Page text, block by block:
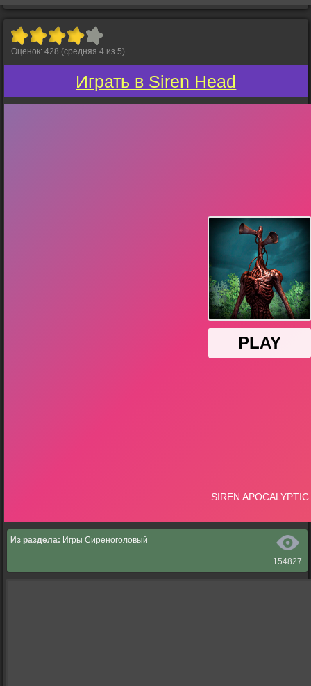
Оценок: 428 (средняя 4 из 5)
Играть в Siren Head
154827
Из раздела: Игры Сиреноголовый